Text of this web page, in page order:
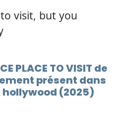
visit, but you
PLACE TO VISIT de
présent dans
(2025)